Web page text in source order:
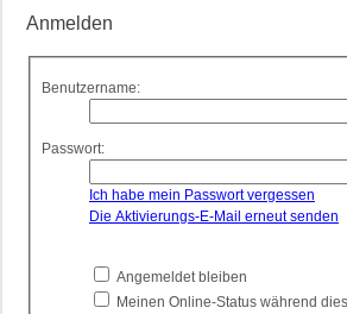
Anmelden
Benutzername:
Passwort:
Ich habe mein Passwort vergessen
Die Aktivierungs-E-Mail erneut senden
Angemeldet bleiben
Meinen Online-Status während